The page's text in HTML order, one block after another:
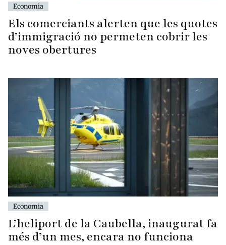
Economia
Els comerciants alerten que les quotes
d’immigració no permeten cobrir les
noves obertures
Economia
L’heliport de la Caubella, inaugurat fa
més d’un mes, encara no funciona